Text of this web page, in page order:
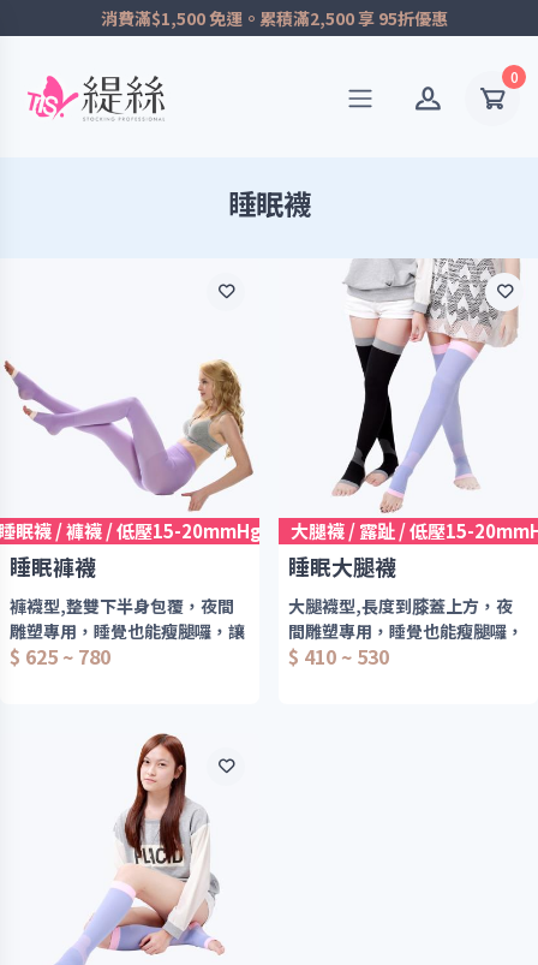
消費滿$1,500 免運。累積滿2,500 享 95折優惠
0
睡眠襪
眠襪 / 褲襪 / 低壓15-20mmHg
睡眠褲襪
褲襪型,整雙下半身包覆，夜間
雕塑專用，睡覺也能瘦腿囉，讓
你睡眠同時攻破腿部囤積
$ 625 ~ 780
大腿襪 / 露趾 / 低壓15-
睡眠大腿襪
大腿襪型,長度到膝蓋上方，夜
間雕塑專用，睡覺也能瘦腿囉，
讓你睡眠同時攻破腿部囤積
$ 410 ~ 530